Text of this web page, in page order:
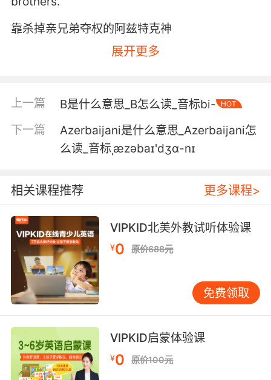
靠杀掉亲兄弟夺权的阿兹特克神
展开更多
上一篇 B是什么意思_B怎么读_音标bi- HOT
下一篇
Azerbaijani是什么意思_Azerbaijani怎
么读_音标ˌæzəbaɪ'dʒɑ-nɪ
相关课程推荐 更多课程>
VIPKID北美外教试听体验课
¥0 原价688元
免费领取
VIPKID启蒙体验课
¥0 原价100元